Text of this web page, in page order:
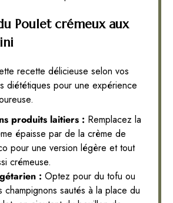
Poulet crémeux aux
recette délicieuse selon vos
diététiques pour une expérience
produits laitiers : Remplacez la
épaisse par de la crème de
pour une version légère et tout
crémeuse.
: Optez pour du tofu ou
champignons sautés à la place du